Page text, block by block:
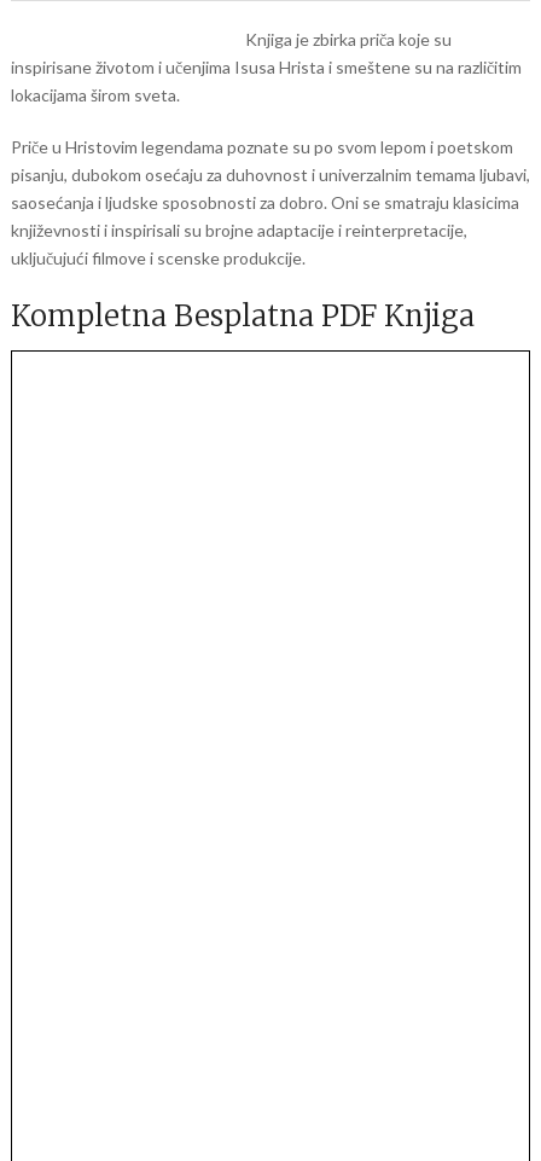
Knjiga je zbirka priča koje su
inspirisane životom i učenjima Isusa Hrista i smeštene su na različitim
lokacijama širom sveta.
Priče u Hristovim legendama poznate su po svom lepom i poetskom
pisanju, dubokom osećaju za duhovnost i univerzalnim temama ljubavi,
saosećanja i ljudske sposobnosti za dobro. Oni se smatraju klasicima
književnosti i inspirisali su brojne adaptacije i reinterpretacije,
uključujući filmove i scenske produkcije.
Kompletna Besplatna PDF Knjiga